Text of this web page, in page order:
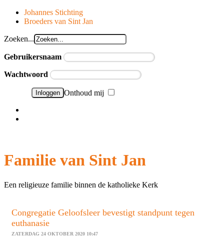
Johannes Stichting
Broeders van Sint Jan
Zoeken...
Gebruikersnaam
Wachtwoord
Onthoud mij
Familie van Sint Jan
Een religieuze familie binnen de katholieke Kerk
Congregatie Geloofsleer bevestigt standpunt tegen
euthanasie
ZATERDAG 24 OKTOBER 2020 10:47